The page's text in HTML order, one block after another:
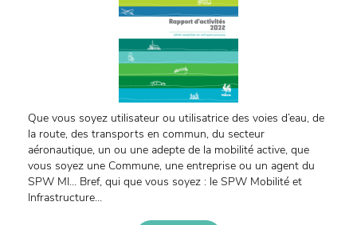
Que vous soyez utilisateur ou utilisatrice des voies d’eau, de
la route, des transports en commun, du secteur
aéronautique, un ou une adepte de la mobilité active, que
vous soyez une Commune, une entreprise ou un agent du
SPW MI… Bref, qui que vous soyez : le SPW Mobilité et
Infrastructure...